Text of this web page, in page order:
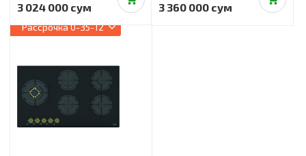
3 024 000 сум 3 360 000 сум
Рассрочка0-35-12